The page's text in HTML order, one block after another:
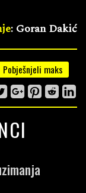
: Goran Dakić
Pobješnjeli maks